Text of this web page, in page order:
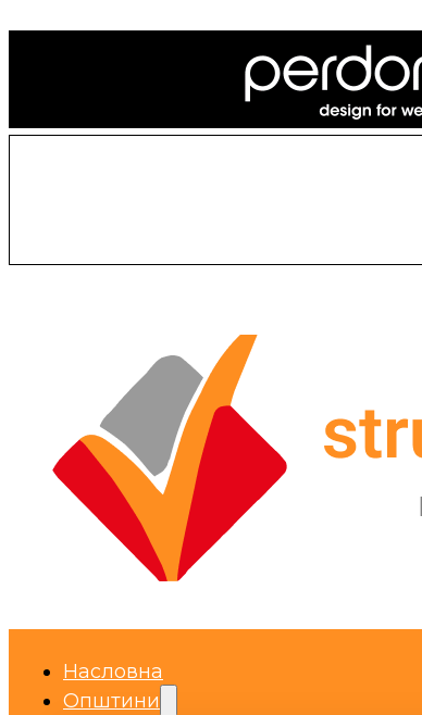
Насловна
Општини